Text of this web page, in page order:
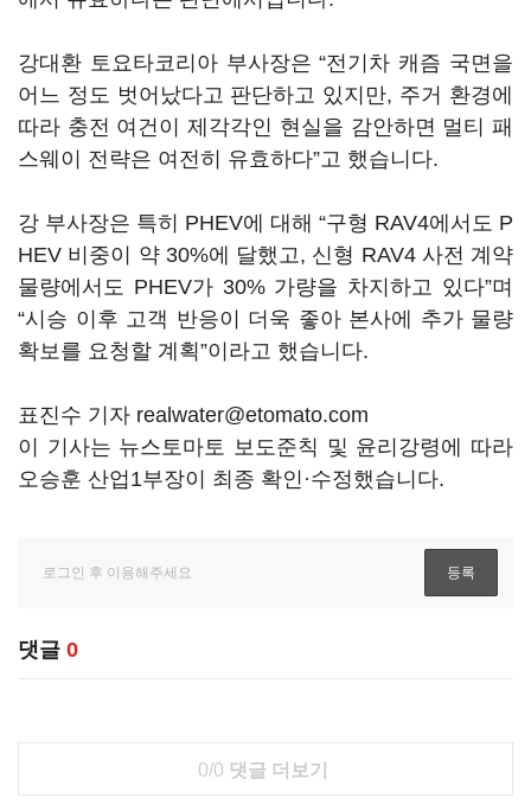
강대환 토요타코리아 부사장은 “전기차 캐즘 국면을
어느 정도 벗어났다고 판단하고 있지만, 주거 환경에
따라 충전 여건이 제각각인 현실을 감안하면 멀티 패
스웨이 전략은 여전히 유효하다”고 했습니다.
강 부사장은 특히 PHEV에 대해 “구형 RAV4에서도 P
HEV 비중이 약 30%에 달했고, 신형 RAV4 사전 계약
물량에서도 PHEV가 30% 가량을 차지하고 있다”며
“시승 이후 고객 반응이 더욱 좋아 본사에 추가 물량
확보를 요청할 계획”이라고 했습니다.
표진수 기자 realwater@etomato.com
이 기사는 뉴스토마토 보도준칙 및 윤리강령에 따라
오승훈 산업1부장이 최종 확인·수정했습니다.
댓글 0
0/0 댓글 더보기